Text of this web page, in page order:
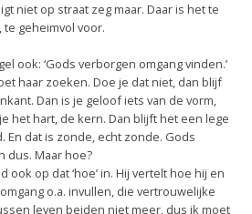
niet op straat zeg maar. Daar is het te
geheimvol voor.
ook: ‘Gods verborgen omgang vinden.’
haar zoeken. Doe je dat niet, dan blijf
Dan is je geloof iets van de vorm,
het hart, de kern. Dan blijft het een lege
En dat is zonde, echt zonde. Gods
dus. Maar hoe?
ook op dat ‘hoe’ in. Hij vertelt hoe hij en
o.a. invullen, die vertrouwelijke
leven beiden niet meer, dus ik moet